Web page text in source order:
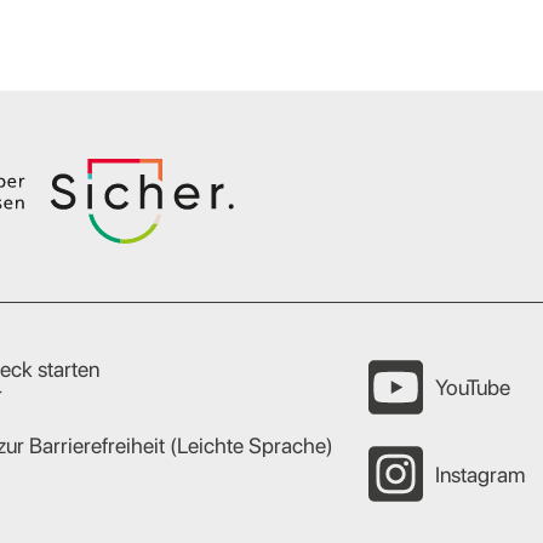
starten
Barrierefreiheit (Leichte Sprache)
YouTube
Instagram